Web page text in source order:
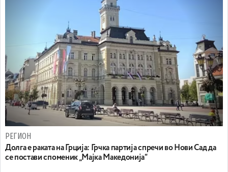
РЕГИОН
Долга е раката на Грција: Грчка партија спречи во Нови Сад да
се постави споменик „Мајка Македонија“